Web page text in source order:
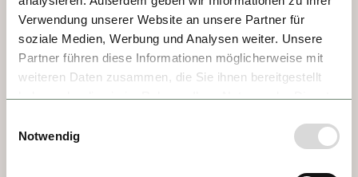
Verwendung unserer Website an unsere Partner für
soziale Medien, Werbung und Analysen weiter. Unsere
Partner führen diese Informationen möglicherweise mit
weiteren Daten zusammen, die Sie ihnen bereitgestellt
haben oder die sie im Rahmen Ihrer Nutzung der Dienste
Notwendig
San Esteban —que alberga uno de los
mayores órganos del mundo— y la fortaleza
Veste Oberhaus, que domina esta joya a
orillas de tres ríos.